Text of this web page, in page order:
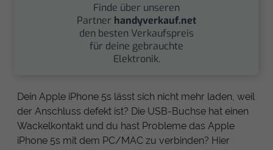
Finde über unseren
Partner handyverkauf.net
den besten Verkaufspreis
für deine gebrauchte
Elektronik.
Dein Apple iPhone 5s lässt sich nicht mehr laden, weil
der Anschluss defekt ist? Die USB-Buchse hat einen
Wackelkontakt und du hast Probleme das Apple
iPhone 5s mit dem PC/MAC zu verbinden? Hier